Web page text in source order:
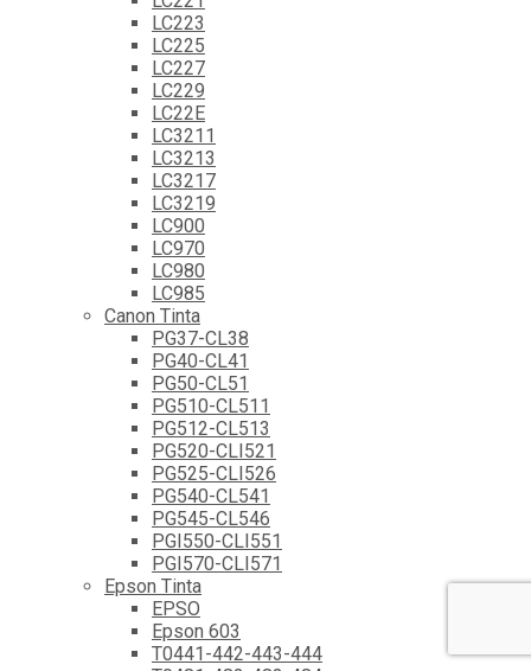
LC223
LC225
LC227
LC229
LC22E
LC3211
LC3213
LC3217
LC3219
LC900
LC970
LC980
LC985
Canon Tinta
PG37-CL38
PG40-CL41
PG50-CL51
PG510-CL511
PG512-CL513
PG520-CLI521
PG525-CLI526
PG540-CL541
PG545-CL546
PGI550-CLI551
PGI570-CLI571
Epson Tinta
EPSO
Epson 603
T0441-442-443-444